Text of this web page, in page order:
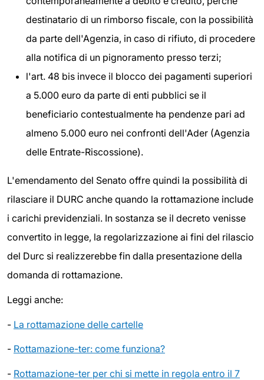
destinatario di un rimborso fiscale, con la possibilità
da parte dell'Agenzia, in caso di rifiuto, di procedere
alla notifica di un pignoramento presso terzi;
l'art. 48 bis invece il blocco dei pagamenti superiori
a 5.000 euro da parte di enti pubblici se il
beneficiario contestualmente ha pendenze pari ad
almeno 5.000 euro nei confronti dell'Ader (Agenzia
delle Entrate-Riscossione).
L'emendamento del Senato offre quindi la possibilità di
rilasciare il DURC anche quando la rottamazione include
i carichi previdenziali. In sostanza se il decreto venisse
convertito in legge, la regolarizzazione ai fini del rilascio
del Durc si realizzerebbe fin dalla presentazione della
domanda di rottamazione.
Leggi anche:
- La rottamazione delle cartelle
- Rottamazione-ter: come funziona?
- Rottamazione-ter per chi si mette in regola entro il 7